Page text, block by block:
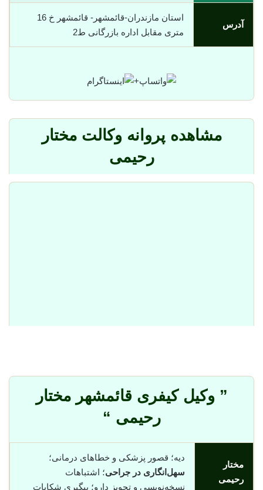
آدرس
استان مازندران-قائمشهر- قائمشهر خ 16
متری مقابل اداره بازرگانی ط2
+
مشاهده پروانه وکالت مختار
رحیمی
” وکیل کیفری قائمشهر مختار
رحیمی “
مختار
رحیمی
دیه؛ قصور پزشکی و خطاهای درمانی؛
سهل‌انگاری در جراحی؛ اشتباهات
نسخه‌نویسی و تجویز دارو؛ پیگیری شکایات